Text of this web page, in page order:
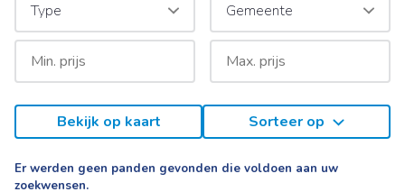
Type Gemeente
Bekijk op kaart Sorteer op
Er werden geen panden gevonden die voldoen aan uw
zoekwensen.